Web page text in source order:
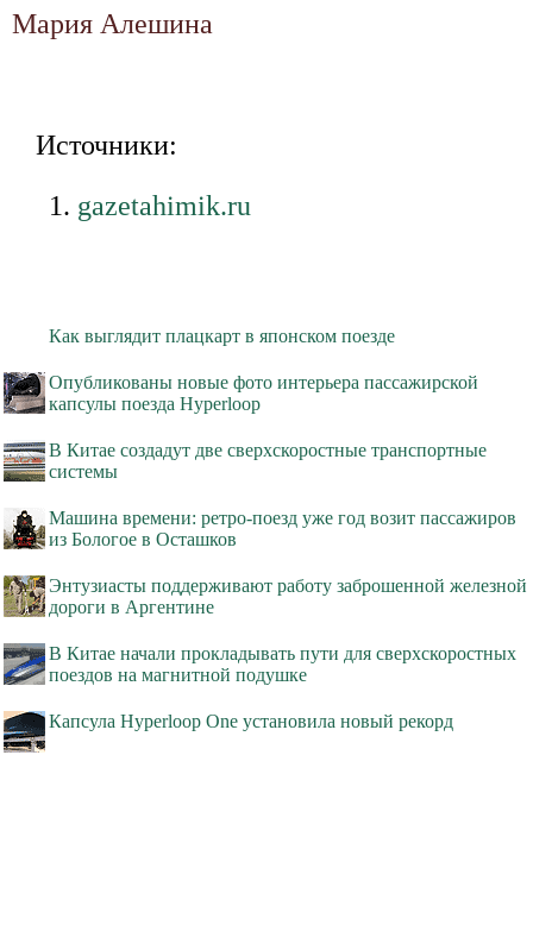
Мария Алешина
Источники:
gazetahimik.ru
Как выглядит плацкарт в японском поезде
Опубликованы новые фото интерьера пассажирской
капсулы поезда Hyperloop
В Китае создадут две сверхскоростные транспортные
системы
Машина времени: ретро-поезд уже год возит пассажиров
из Бологое в Осташков
Энтузиасты поддерживают работу заброшенной железной
дороги в Аргентине
В Китае начали прокладывать пути для сверхскоростных
поездов на магнитной подушке
Капсула Hyperloop One установила новый рекорд